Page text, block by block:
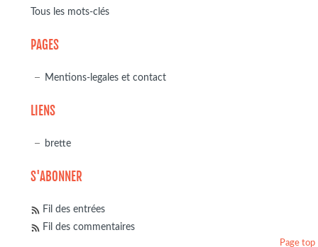
Tous les mots-clés
PAGES
Mentions-legales et contact
LIENS
brette
S'ABONNER
Fil des entrées
Fil des commentaires
Page top